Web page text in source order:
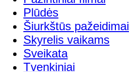
Plūdės
Šiurkštūs pažeidimai
Skyrelis vaikams
Sveikata
Tvenkiniai